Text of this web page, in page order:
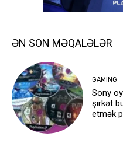
ƏN SON MƏQALƏLƏR
GAMING
Sony
şirkət
etmək